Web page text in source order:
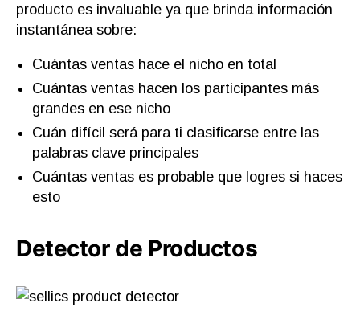
producto es invaluable ya que brinda información
instantánea sobre:
Cuántas ventas hace el nicho en total
Cuántas ventas hacen los participantes más
grandes en ese nicho
Cuán difícil será para ti clasificarse entre las
palabras clave principales
Cuántas ventas es probable que logres si haces
esto
Detector de Productos